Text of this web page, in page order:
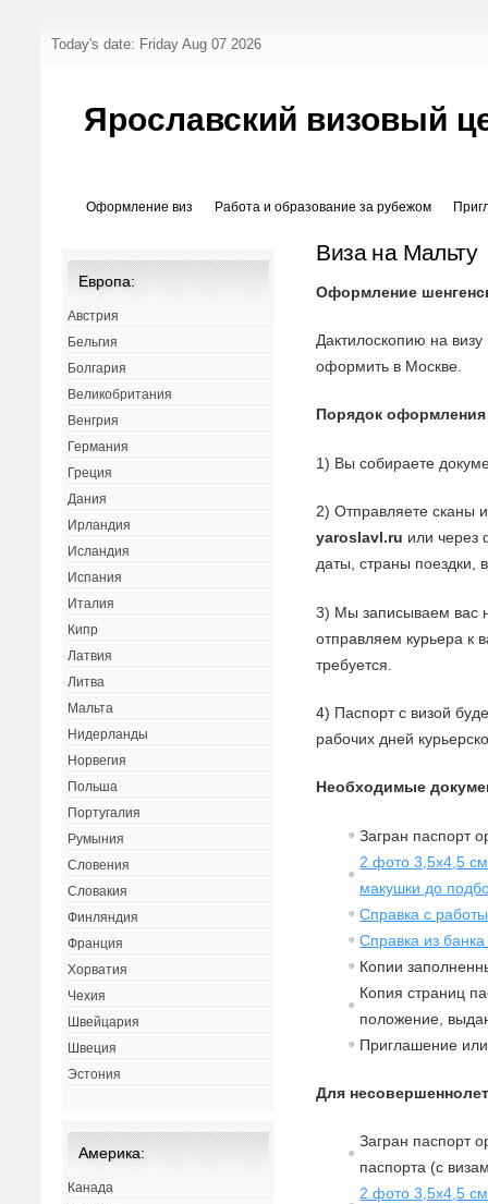
Today's date: Friday Aug 07 2026
Ярославский визовый
Оформление виз Работа и образование за рубежом
Виза на Мальту
Оформление
Дактилоскопию на
оформить в Москве.
Порядок
1) Вы собираете
2) Отправляете сканы
yaroslavl.ru или через
даты, страны поездки,
3) Мы записываем вас
отправляем курьера к
требуется.
4) Паспорт с визой
рабочих дней
Необходимые
Загран паспорт
2 фото 3,5х4,5
макушки до
Справка с работы
Справка из
Копии
Копия страниц
положение, в
Приглашение
Для
Загран паспорт
паспорта (с в
2 фото 3,5х4,5
Европа:
Австрия
Бельгия
Болгария
Великобритания
Венгрия
Германия
Греция
Дания
Ирландия
Исландия
Испания
Италия
Кипр
Латвия
Литва
Мальта
Нидерланды
Норвегия
Польша
Португалия
Румыния
Словения
Словакия
Финляндия
Франция
Хорватия
Чехия
Швейцария
Швеция
Эстония
Америка:
Канада